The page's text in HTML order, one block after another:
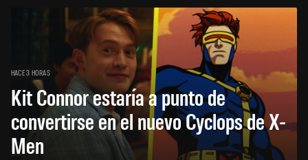
HACE 3 HORAS
Kit Connor estaría a punto de
convertirse en el nuevo Cyclops de X-
Men